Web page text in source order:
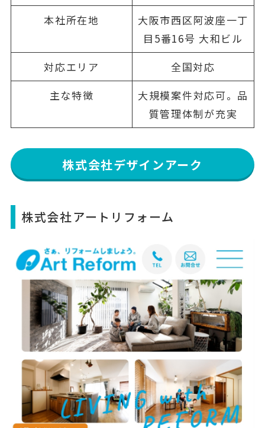
本社所在地
大阪市西区阿波座一丁
目5番16号 大和ビル
対応エリア
全国対応
主な特徴
大規模案件対応可。品
質管理体制が充実
株式会社デザインアーク
株式会社アートリフォーム